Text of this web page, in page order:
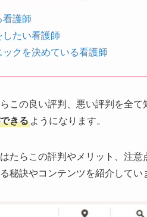
看護師
たい看護師
クを決めている看護師
この良い評判、悪い評判を全て
きる ようになります。
たらこの評判やメリット、注
秘訣やコンテンツを紹介してい